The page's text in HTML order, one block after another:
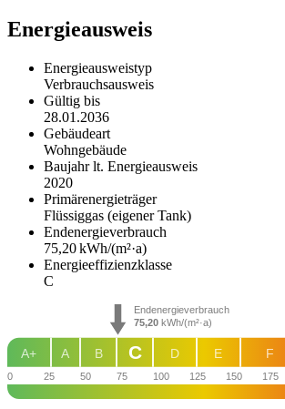
Energieausweis
Energieausweistyp
Verbrauchs­ausweis
Gültig bis
28.01.2036
Gebäudeart
Wohngebäude
Baujahr lt. Energieausweis
2020
Primärenergieträger
Flüssiggas (eigener Tank)
Endenergie­verbrauch
75,20 kWh/(m²·a)
Energie­effizienz­klasse
C
0 25 50 75 100 125 150 175
F
E
D
B
A
A+ C
Endenergieverbrauch
75,20 kWh/(m²·a)